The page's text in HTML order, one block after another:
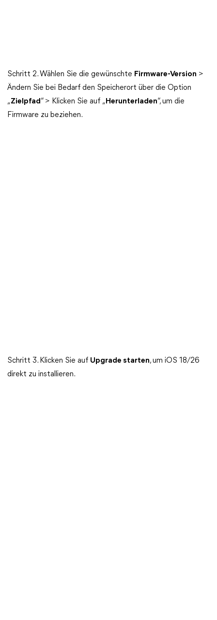
Schritt 2. Wählen Sie die gewünschte Firmware-Version >
Ändern Sie bei Bedarf den Speicherort über die Option
„Zielpfad“ > Klicken Sie auf „ Herunterladen“, um die
Firmware zu beziehen.
Schritt 3. Klicken Sie auf Upgrade starten, um iOS 18/26
direkt zu installieren.